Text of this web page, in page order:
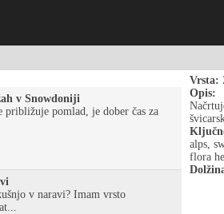
v Snowdoniji
približuje pomlad, je dober čas za
v naravi? Imam vrsto
Vrsta:
Opis:
alps,
flora